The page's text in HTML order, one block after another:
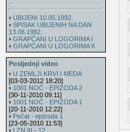
UBIJENI 10.05.1992.
SPISAK UBIJENIH NA DAN
13.06.1992.
GRAPĆANI U LOGORIMA I
GRAPĆANI U LOGORIMA II
Posljednji video
U ZEMLJI KRVI I MEDA
[03-03-2012 18:20]
1001 NOĆ - EPIZODA 2
[30-11-2010 09:11]
1001 NOĆ - EPIZODA 1
[20-11-2010 12:22]
Pečat - epizoda 1
[23-05-2010 11:53]
LZN III - 12